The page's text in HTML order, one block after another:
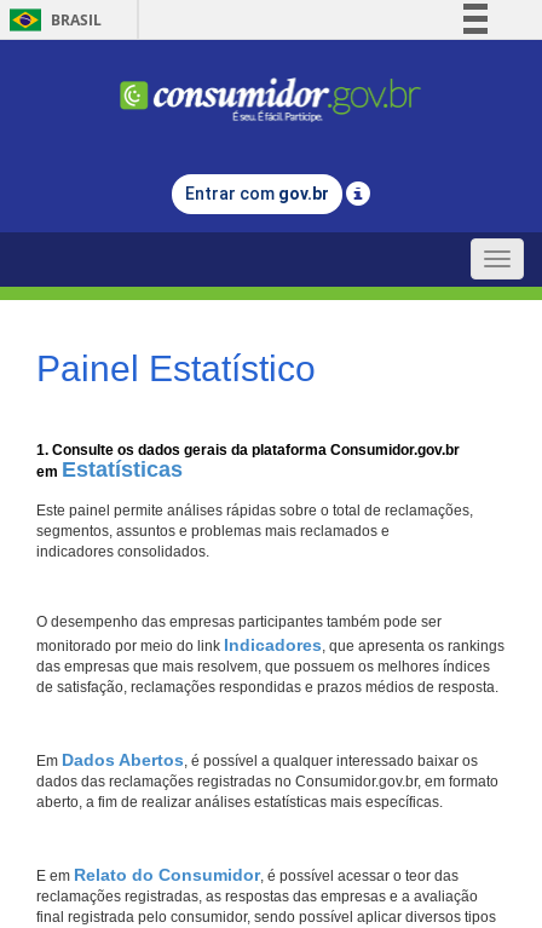
BRASIL
Comunica BR
Legislação
Entrar com gov.br
Toggle
Painel Estatístico
1. Consulte os dados gerais da plataforma Consumidor.gov.br
em Estatísticas
Este painel permite análises rápidas sobre o total de reclamações,
segmentos, assuntos e problemas mais reclamados e
indicadores consolidados.
O desempenho das empresas participantes também pode ser
monitorado por meio do link Indicadores, que apresenta os rankings
das empresas que mais resolvem, que possuem os melhores índices
de satisfação, reclamações respondidas e prazos médios de resposta.
Em Dados Abertos, é possível a qualquer interessado baixar os
dados das reclamações registradas no Consumidor.gov.br, em formato
aberto, a fim de realizar análises estatísticas mais específicas.
E em Relato do Consumidor, é possível acessar o teor das
reclamações registradas, as respostas das empresas e a avaliação
final registrada pelo consumidor, sendo possível aplicar diversos tipos